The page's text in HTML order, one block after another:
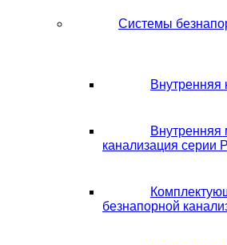
Системы
Внутренняя
канализация серии
безнапорной